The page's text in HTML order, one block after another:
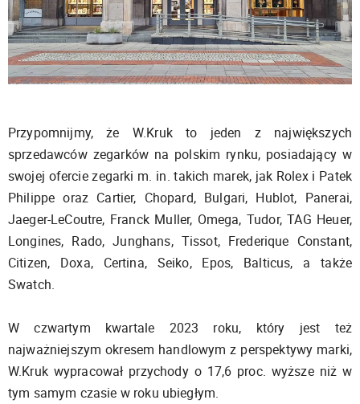
Przypomnijmy, że W.Kruk to jeden z największych
sprzedawców zegarków na polskim rynku, posiadający w
swojej ofercie zegarki m. in. takich marek, jak Rolex i Patek
Philippe oraz Cartier, Chopard, Bulgari, Hublot, Panerai,
Jaeger-LeCoutre, Franck Muller, Omega, Tudor, TAG Heuer,
Longines, Rado, Junghans, Tissot, Frederique Constant,
Citizen, Doxa, Certina, Seiko, Epos, Balticus, a także
Swatch.
W czwartym kwartale 2023 roku, który jest też
najważniejszym okresem handlowym z perspektywy marki,
W.Kruk wypracował przychody o 17,6 proc. wyższe niż w
tym samym czasie w roku ubiegłym.